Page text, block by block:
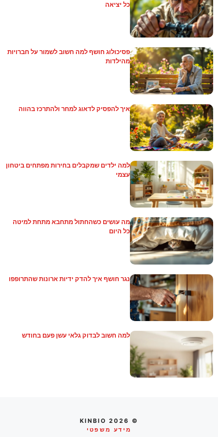
כל יציאה
פסיכולוג חושף למה חשוב לשמור על חברויות
מהילדות
איך להפסיק לדאוג למחר ולהתרכז בהווה
למה ילדים שמקבלים בחירות מפתחים ביטחון
עצמי
מה עושים כשהחתול מתחבא מתחת למיטה
כל היום
נגר חושף איך להדק ידיות ארונות שהתרופפו
למה חשוב לבדוק גלאי עשן פעם בחודש
© 2026 KINBIO
מידע משפטי